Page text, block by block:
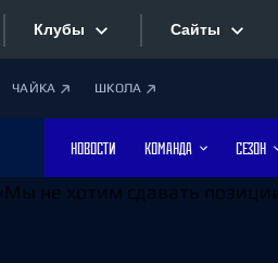
Клубы
Дивизион Боброва
Лада
Сайты
ЧАЙКА ШКОЛА
НОВОСТИ КОМАНДА СЕЗОН